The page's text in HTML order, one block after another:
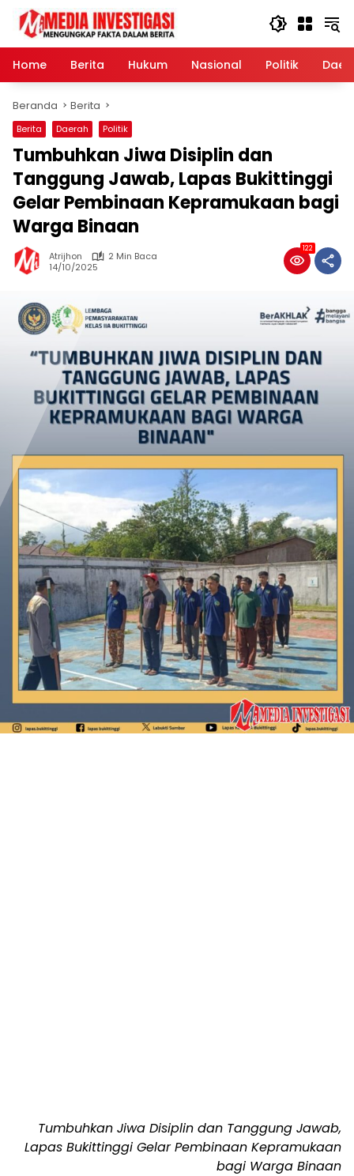
Langsung
konten
Home
Berita Hukum Nasional Politik
Beranda Berita
Berita Daerah Politik
Tumbuhkan Jiwa Disiplin dan
Tanggung Jawab, Lapas Bukittinggi
Gelar Pembinaan Kepramukaan bagi
Warga Binaan
Atrijhon
2 Min Baca
14/10/2025
122
Tumbuhkan Jiwa Disiplin dan Tanggung Jawab,
Lapas Bukittinggi Gelar Pembinaan Kepramukaan
bagi Warga Binaan